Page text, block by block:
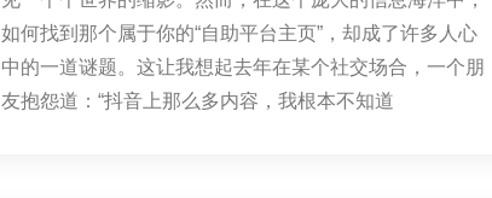
如何找到那个属于你的“自助平台主页”，却成了许多人心
中的一道谜题。这让我想起去年在某个社交场合，一个朋
友抱怨道：“抖音上那么多内容，我根本不知道